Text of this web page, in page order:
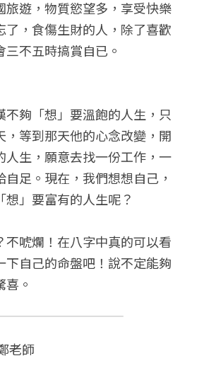
旅遊，物質慾望多，享受快樂
了，食傷生財的人，除了喜歡
不五時搞賞自已。
不夠「想」要溫飽的人生，只
，等到那天他的心念改變，開
人生，願意去找一份工作，一
足。現在，我們想想自己，
」要富有的人生呢？
不唬爛！在八字中真的可以看
下自己的命盤吧！說不定能夠
。
老師